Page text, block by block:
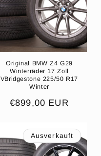
Original BMW Z4 G29
Winterräder 17 Zoll
VBridgestone 225/50 R17
Winter
Normaler
€899,00 EUR
Ausverkauft